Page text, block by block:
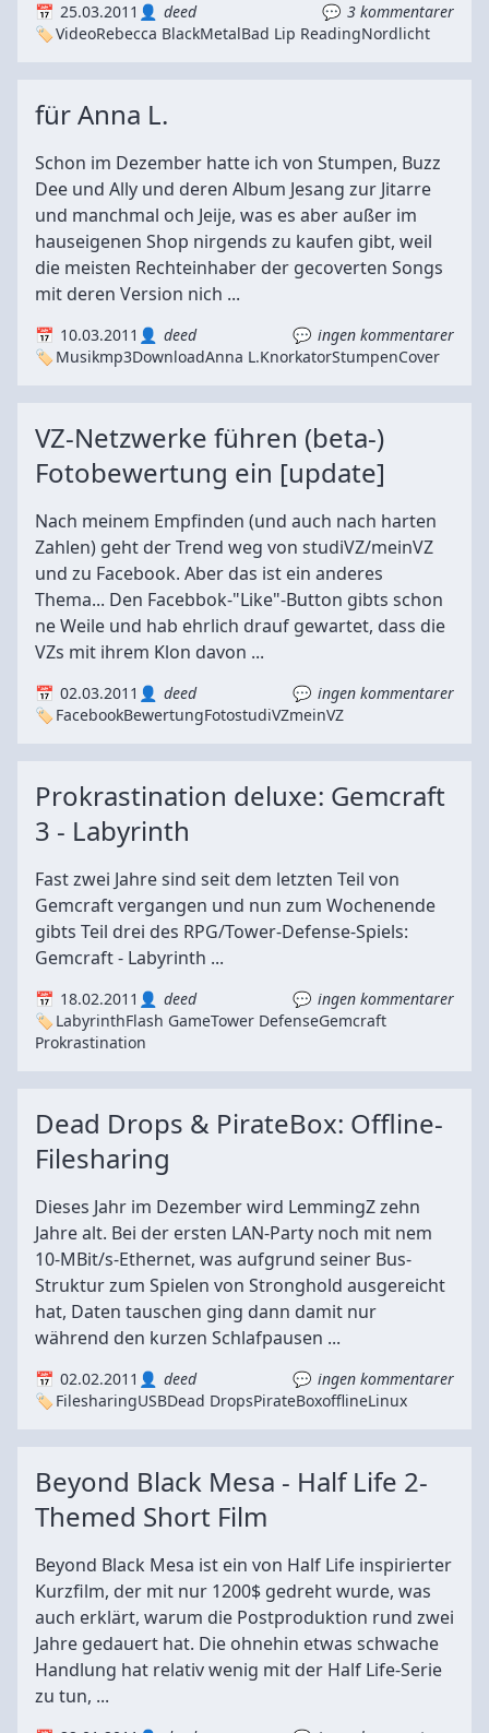
25.03.2011 deed
3 kommentarer
VideoRebecca BlackMetalBad Lip ReadingNordlicht
für Anna L.
Schon im Dezember hatte ich von Stumpen, Buzz
Dee und Ally und deren Album Jesang zur Jitarre
und manchmal och Jeije, was es aber außer im
hauseigenen Shop nirgends zu kaufen gibt, weil
die meisten Rechteinhaber der gecoverten Songs
mit deren Version nich ...
10.03.2011 deed
ingen kommentarer
Musikmp3DownloadAnna L.KnorkatorStumpenCover
VZ-Netzwerke führen (beta-)
Fotobewertung ein [update]
Nach meinem Empfinden (und auch nach harten
Zahlen) geht der Trend weg von studiVZ/meinVZ
und zu Facebook. Aber das ist ein anderes
Thema... Den Facebbok-"Like"-Button gibts schon
ne Weile und hab ehrlich drauf gewartet, dass die
VZs mit ihrem Klon davon ...
02.03.2011 deed
ingen kommentarer
FacebookBewertungFotostudiVZmeinVZ
Prokrastination deluxe: Gemcraft
3 - Labyrinth
Fast zwei Jahre sind seit dem letzten Teil von
Gemcraft vergangen und nun zum Wochenende
gibts Teil drei des RPG/Tower-Defense-Spiels:
Gemcraft - Labyrinth ...
18.02.2011 deed
ingen kommentarer
LabyrinthFlash GameTower DefenseGemcraft
Prokrastination
Dead Drops & PirateBox: Offline-
Filesharing
Dieses Jahr im Dezember wird LemmingZ zehn
Jahre alt. Bei der ersten LAN-Party noch mit nem
10-MBit/s-Ethernet, was aufgrund seiner Bus-
Struktur zum Spielen von Stronghold ausgereicht
hat, Daten tauschen ging dann damit nur
während den kurzen Schlafpausen ...
02.02.2011 deed
ingen kommentarer
FilesharingUSBDead DropsPirateBoxofflineLinux
Beyond Black Mesa - Half Life 2-
Themed Short Film
Beyond Black Mesa ist ein von Half Life inspirierter
Kurzfilm, der mit nur 1200$ gedreht wurde, was
auch erklärt, warum die Postproduktion rund zwei
Jahre gedauert hat. Die ohnehin etwas schwache
Handlung hat relativ wenig mit der Half Life-Serie
zu tun, ...